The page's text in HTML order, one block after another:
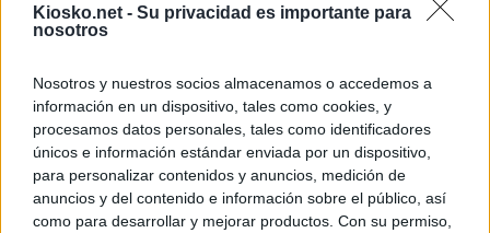
Kiosko.net - Su privacidad es importante para
nosotros
Nosotros y nuestros socios almacenamos o accedemos a
información en un dispositivo, tales como cookies, y
procesamos datos personales, tales como identificadores
únicos e información estándar enviada por un dispositivo,
para personalizar contenidos y anuncios, medición de
anuncios y del contenido e información sobre el público, así
como para desarrollar y mejorar productos. Con su permiso,